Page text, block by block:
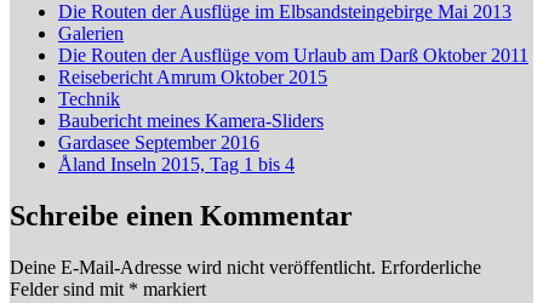
Die Routen der Ausflüge im Elbsandsteingebirge Mai 2013
Galerien
Die Routen der Ausflüge vom Urlaub am Darß Oktober 2011
Reisebericht Amrum Oktober 2015
Technik
Baubericht meines Kamera-Sliders
Gardasee September 2016
Åland Inseln 2015, Tag 1 bis 4
Schreibe einen Kommentar
Deine E-Mail-Adresse wird nicht veröffentlicht. Erforderliche
Felder sind mit * markiert